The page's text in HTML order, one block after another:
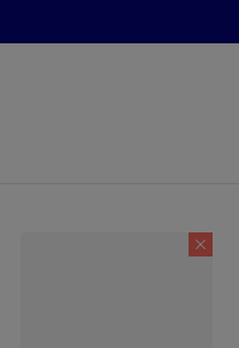
Jelaskan Perhitungan